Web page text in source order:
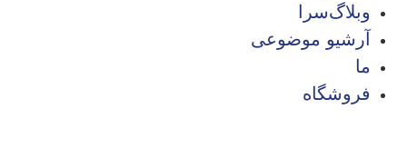
وبلاگ‌سرا
آرشیو موضوعی
ما
فروشگاه